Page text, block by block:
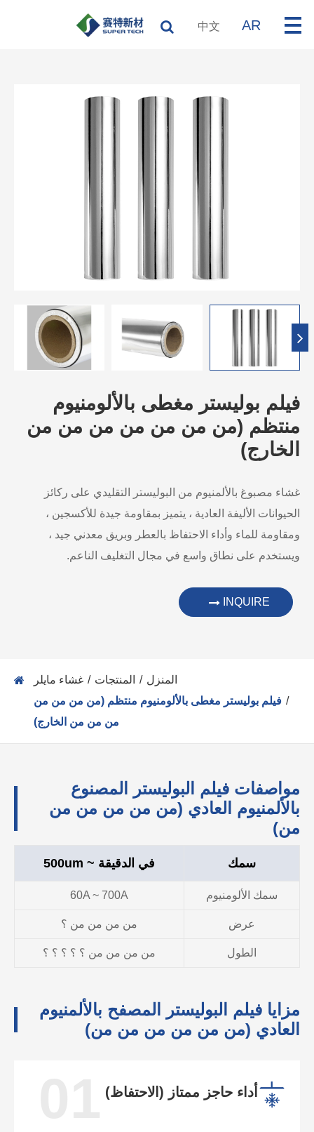
中文 AR
فيلم بوليستر مغطى بالألومنيوم
منتظم (من من من من من من من
الخارج)
غشاء مصبوغ بالألمنيوم من البوليستر التقليدي على ركائز
الحيوانات الأليفة العادية ، يتميز بمقاومة جيدة للأكسجين ،
ومقاومة للماء وأداء الاحتفاظ بالعطر وبريق معدني جيد ،
ويستخدم على نطاق واسع في مجال التغليف الناعم.
INQUIRE
المنزل المنتجات
غشاء مايلر
فيلم بوليستر مغطى بالألومنيوم منتظم (من من من من
من من من الخارج)
مواصفات فيلم البوليستر المصنوع
بالألمنيوم العادي (من من من من من
من)
سمك في الدقيقة ~ 500um
سمك الألومنيوم 60A ~ 700A
عرض من من من من ؟
الطول من من من من ؟ ؟ ؟ ؟ ؟
مزايا فيلم البوليستر المصفح بالألمنيوم
العادي (من من من من من من)
أداء حاجز ممتاز (الاحتفاظ)